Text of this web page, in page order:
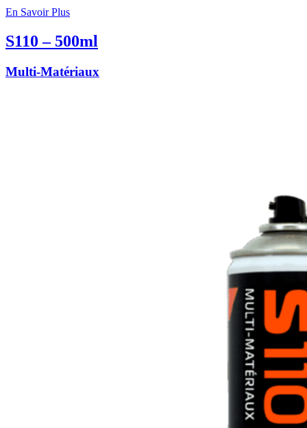
En Savoir Plus
S110 – 500ml
Multi-Matériaux